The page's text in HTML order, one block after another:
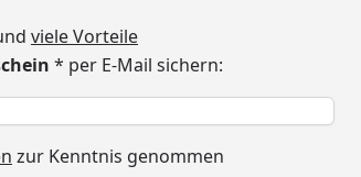
viele Vorteile
* per E-Mail sichern:
zur Kenntnis genommen